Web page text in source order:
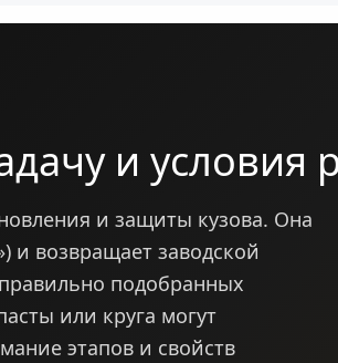
и условия
и защиты кузова. Она
и возвращает заводской
подобранных
или круга могут
этапов и свойств